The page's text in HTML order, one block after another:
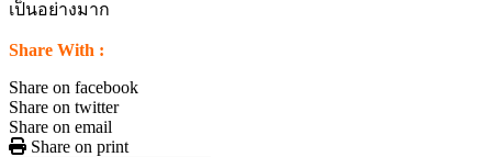
เป็นอย่างมาก
Share With :
Share on facebook
Share on twitter
Share on email
Share on print